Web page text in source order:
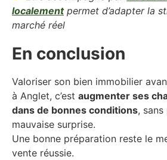
localementpermet d’adapter la
marché réel
En conclusion
Valoriser son bien immobilier
à Anglet, c’est augmenter ses
dans de bonnes conditions,
mauvaise surprise.
Une bonne préparation reste le
vente réussie.